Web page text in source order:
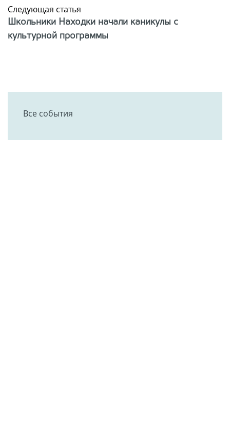
Следующая статья
Школьники Находки начали каникулы с
культурной программы
Все события